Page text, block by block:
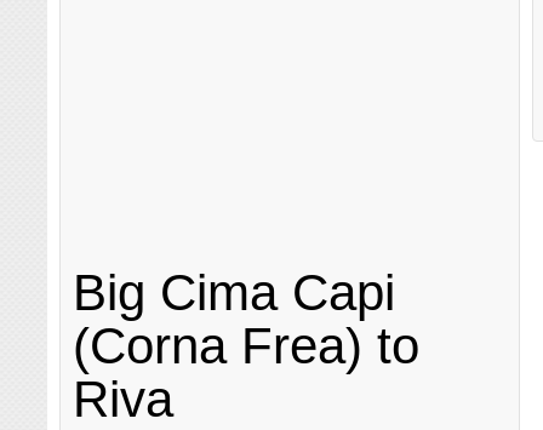
Big Cima Capi
(Corna Frea) to
Riva